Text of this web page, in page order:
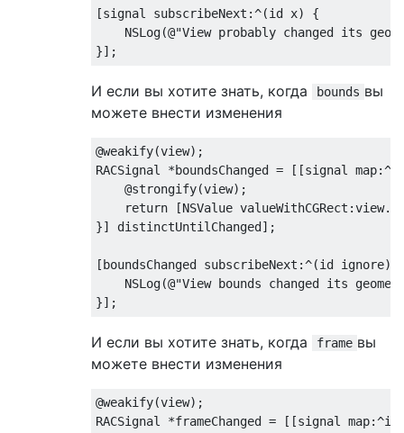
[signal subscribeNext:^(id x) {
NSLog(@"View probably changed its
И если вы хотите знать, когда bounds вы
можете внести изменения
@weakify(view);
RACSignal *boundsChanged = [[signal map:^
    @strongify(view);
return [NSValue
}] distinctUntilChanged];
[boundsChanged subscribeNext:^(id ignore)
NSLog(@"View bounds changed its
И если вы хотите знать, когда frame вы
можете внести изменения
@weakify(view);
RACSignal *frameChanged = [[signal map:^id